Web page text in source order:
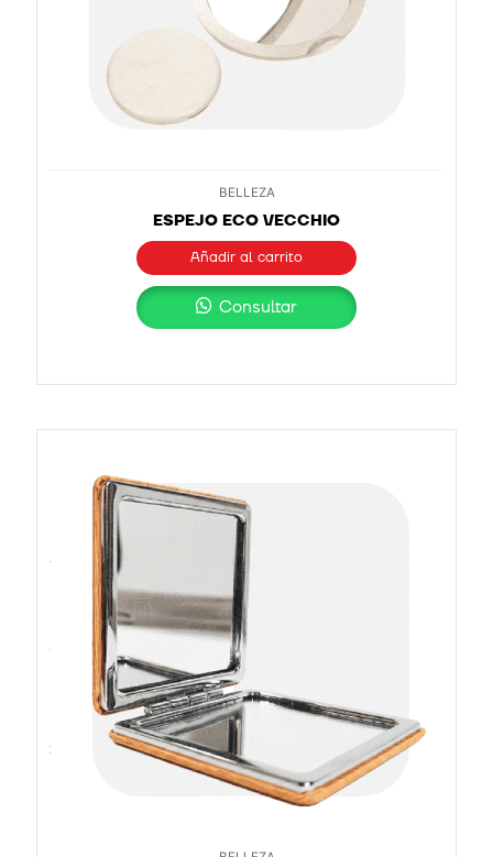
BELLEZA
ESPEJO ECO VECCHIO
Añadir al carrito
Consultar